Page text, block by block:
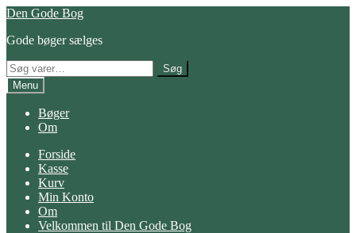
Spring
navigation
Spring
indhold
Den Gode Bog
Gode bøger sælges
Søg
efter:
Søg
Menu
Bøger
Om
Forside
Kasse
Kurv
Min Konto
Om
Velkommen til Den Gode Bog